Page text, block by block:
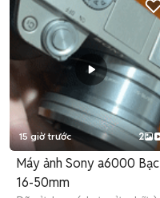
15 giờ trước 2
Máy ảnh Sony a6000 Bạc
16-50mm